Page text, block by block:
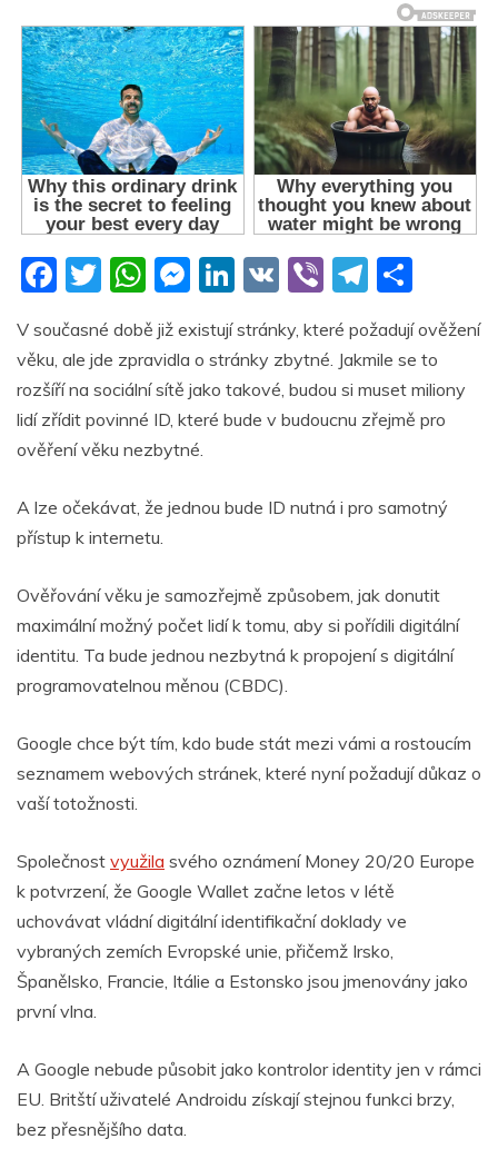
F
a
c
e
b
o
o
k
T
itt
er
W
h
at
s
A
p
p
M
ss
e
n
g
Li
k
e
dI
V
Vi
er
T
el
e
gr
a
ar
e
V současné době již existují stránky, které požadují ověžení
věku, ale jde zpravidla o stránky zbytné. Jakmile se to
rozšíří na sociální sítě jako takové, budou si muset miliony
lidí zřídit povinné ID, které bude v budoucnu zřejmě pro
ověření věku nezbytné.
A lze očekávat, že jednou bude ID nutná i pro samotný
přístup k internetu.
Ověřování věku je samozřejmě způsobem, jak donutit
maximální možný počet lidí k tomu, aby si pořídili digitální
identitu. Ta bude jednou nezbytná k propojení s digitální
programovatelnou měnou (CBDC).
Google chce být tím, kdo bude stát mezi vámi a rostoucím
seznamem webových stránek, které nyní požadují důkaz o
vaší totožnosti.
Společnost využila svého oznámení Money 20/20 Europe
k potvrzení, že Google Wallet začne letos v létě
uchovávat vládní digitální identifikační doklady ve
vybraných zemích Evropské unie, přičemž Irsko,
Španělsko, Francie, Itálie a Estonsko jsou jmenovány jako
první vlna.
A Google nebude působit jako kontrolor identity jen v rámci
EU. Britští uživatelé Androidu získají stejnou funkci brzy,
bez přesnějšího data.